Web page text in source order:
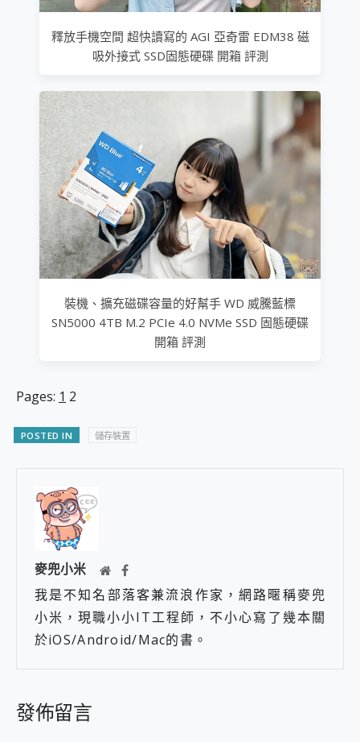
釋放手機空間 超快讀寫的 AGI 亞奇雷 EDM38 磁
吸外接式 SSD固態硬碟 開箱 評測
裝機、擴充磁碟容量的好幫手 WD 威騰藍標
SN5000 4TB M.2 PCIe 4.0 NVMe SSD 固態硬碟
開箱 評測
Pages: 1 2
POSTED IN 儲存裝置
麥兜小米
我是不知名部落客兼流浪作家，網路暱稱麥兜
小米，現職小小IT工程師，不小心寫了幾本關
於iOS/Android/Mac的書。
發佈留言